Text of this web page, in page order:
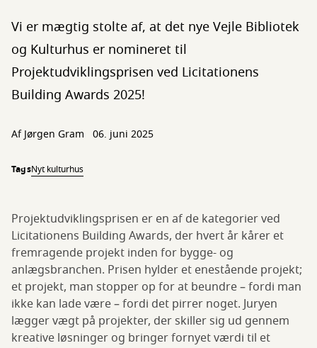
Vi er mægtig stolte af, at det nye Vejle Bibliotek
og Kulturhus er nomineret til
Projektudviklingsprisen ved Licitationens
Building Awards 2025!
AfJørgen Gram 06. juni 2025
TagsNyt kulturhus
Projektudviklingsprisen er en af de kategorier ved
Licitationens Building Awards, der hvert år kårer et
fremragende projekt inden for bygge- og
anlægsbranchen. Prisen hylder et enestående projekt;
et projekt, man stopper op for at beundre – fordi man
ikke kan lade være – fordi det pirrer noget. Juryen
lægger vægt på projekter, der skiller sig ud gennem
kreative løsninger og bringer fornyet værdi til et